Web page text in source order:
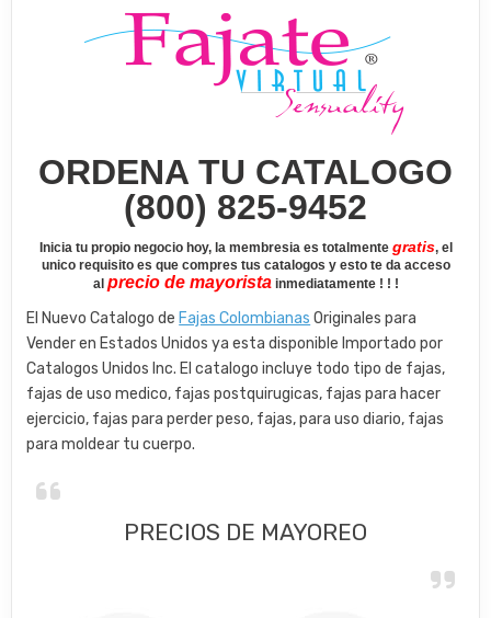
ORDENA TU CATALOGO
(800) 825-9452
Inicia tu propio negocio hoy, la membresia es totalmente gratis, el
unico requisito es que compres tus catalogos y esto te da acceso
al precio de mayoristainmediatamente ! ! !
El Nuevo Catalogo de Fajas Colombianas Originales para
Vender en Estados Unidos ya esta disponible Importado por
Catalogos Unidos Inc. El catalogo incluye todo tipo de fajas,
fajas de uso medico, fajas postquirugicas, fajas para hacer
ejercicio, fajas para perder peso, fajas, para uso diario, fajas
para moldear tu cuerpo.
PRECIOS DE MAYOREO